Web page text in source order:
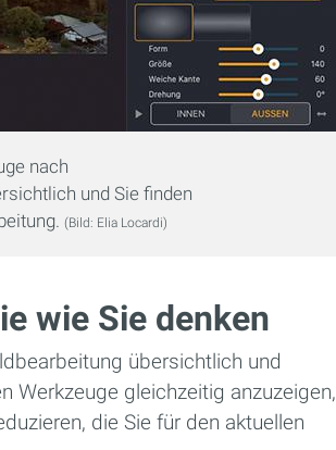
nach
und Sie finden
(Bild: Elia Locardi)
wie Sie denken
übersichtlich und
Werkzeuge gleichzeitig anzuzeigen,
die Sie für den aktuellen